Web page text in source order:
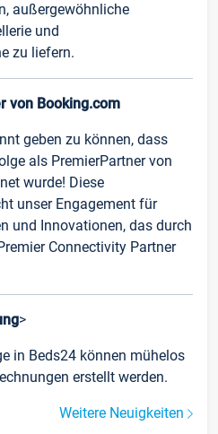
außergewöhnliche
und
zu liefern.
von Booking.com
geben zu können, dass
als PremierPartner von
wurde! Diese
unser Engagement für
und Innovationen, das durch
Connectivity Partner
>
in Beds24 können mühelos
erstellt werden.
Weitere Neuigkeiten